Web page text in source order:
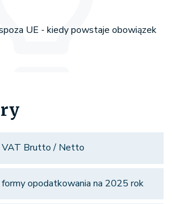
UE - kiedy powstaje obowiązek
VAT Brutto / Netto
opodatkowania na 2025 rok